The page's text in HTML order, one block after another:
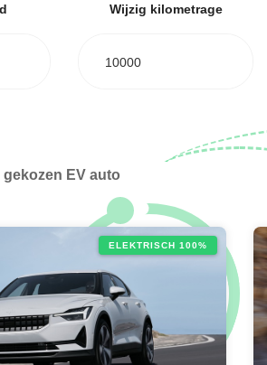
Wijzig kilometrage
10000
gekozen EV auto
ELEKTRISCH 100%